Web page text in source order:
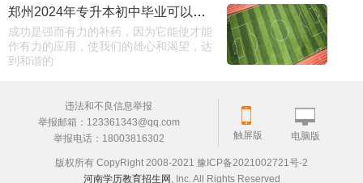
郑州2024年专升本初中毕业可以报名吗（招生热线）
成功是强而有力的补药，因为它能使才能
作有力的应用，使我们的雄心和渴望，达
到和谐的
违法和不良信息举报
举报邮箱：123361343@qq.com
举报电话：18003816302
触屏版 电脑版
版权所有 CopyRight 2008-2021 豫ICP备2021002721号-2
河南学历教育招生网 , Inc. All Rights Reserved